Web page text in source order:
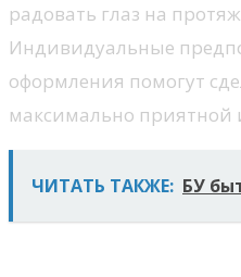
радовать глаз на
Индивидуальные
оформления помогут
максимально приятной
ЧИТАТЬ ТАКЖЕ: БУ